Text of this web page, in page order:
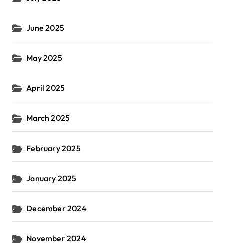
June 2025
May 2025
April 2025
March 2025
February 2025
January 2025
December 2024
November 2024